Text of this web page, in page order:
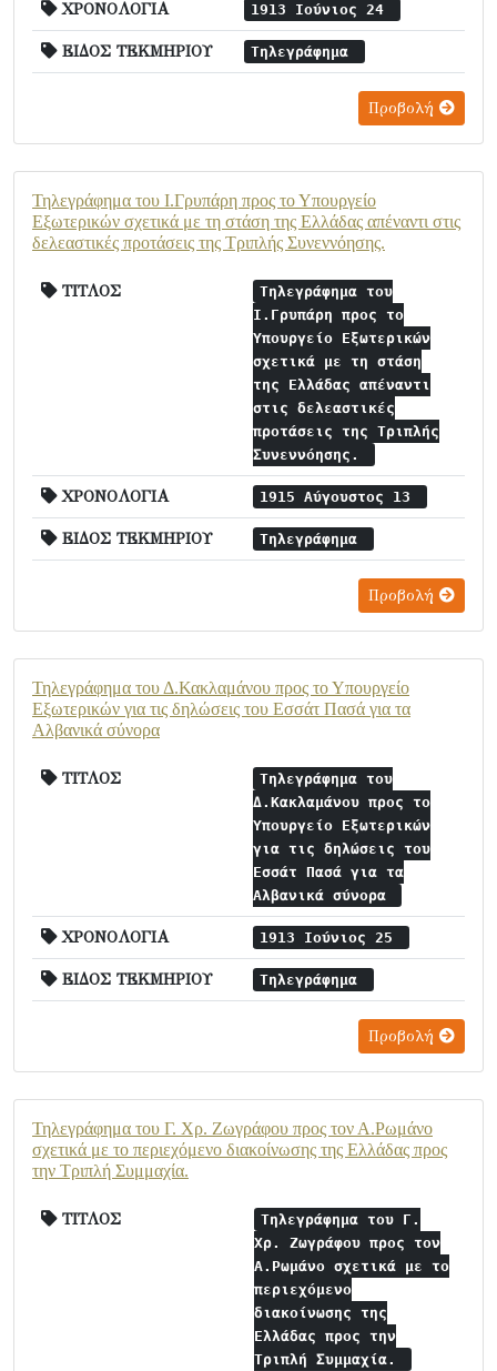
ΧΡΟΝΟΛΟΓΙΑ 1913 Ιούνιος 24
ΕΙΔΟΣ ΤΕΚΜΗΡΙΟΥ Τηλεγράφημα
Προβολή
Τηλεγράφημα του Ι.Γρυπάρη προς το Υπουργείο
Εξωτερικών σχετικά με τη στάση της Ελλάδας απέναντι στις
δελεαστικές προτάσεις της Τριπλής Συνεννόησης.
ΤΙΤΛΟΣ
Τηλεγράφημα του
Ι.Γρυπάρη προς το
Υπουργείο Εξωτερικών
σχετικά με τη στάση
της Ελλάδας απέναντι
στις δελεαστικές
προτάσεις της Τριπλής
Συνεννόησης.
ΧΡΟΝΟΛΟΓΙΑ 1915 Αύγουστος 13
ΕΙΔΟΣ ΤΕΚΜΗΡΙΟΥ Τηλεγράφημα
Προβολή
Τηλεγράφημα του Δ.Κακλαμάνου προς το Υπουργείο
Εξωτερικών για τις δηλώσεις του Εσσάτ Πασά για τα
Αλβανικά σύνορα
ΤΙΤΛΟΣ
Τηλεγράφημα του
Δ.Κακλαμάνου προς το
Υπουργείο Εξωτερικών
για τις δηλώσεις του
Εσσάτ Πασά για τα
Αλβανικά σύνορα
ΧΡΟΝΟΛΟΓΙΑ 1913 Ιούνιος 25
ΕΙΔΟΣ ΤΕΚΜΗΡΙΟΥ Τηλεγράφημα
Προβολή
Τηλεγράφημα του Γ. Χρ. Ζωγράφου προς τον Α.Ρωμάνο
σχετικά με το περιεχόμενο διακοίνωσης της Ελλάδας προς
την Τριπλή Συμμαχία.
ΤΙΤΛΟΣ
Τηλεγράφημα του Γ.
Χρ. Ζωγράφου προς τον
Α.Ρωμάνο σχετικά με το
περιεχόμενο
διακοίνωσης της
Ελλάδας προς την
Τριπλή Συμμαχία.